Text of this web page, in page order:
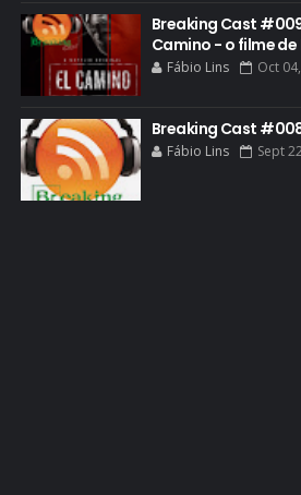
GREENBRIER
GUIA DE EPISÓDIOS
GUS FRING
HCATV AWARDS
HCATV AWARDS 2022
HECTOR SALAMANCA
Breaking Cast
Camino - o filme de
Fábio Lins Oct
Breaking Cast
Fábio Lins Sept